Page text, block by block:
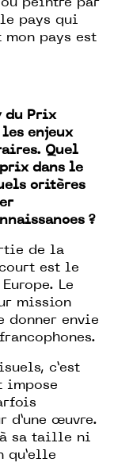
peintre par
pays qui
pays est
du Prix
enjeux
Quel
dans le
critères
?
de la
est le
Le
mission
donner envie
c’est
impose
d’une œuvre.
à sa taille ni
qu’elle